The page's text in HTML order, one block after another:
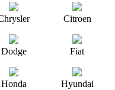
Citroen
Dodge Fiat
Honda Hyundai